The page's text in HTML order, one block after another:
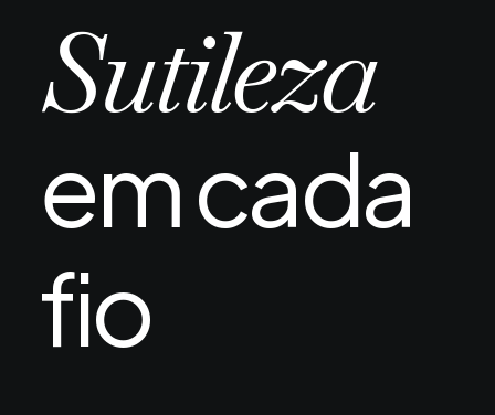
depois de um transplante capilar…
Sutileza
em cada
fio